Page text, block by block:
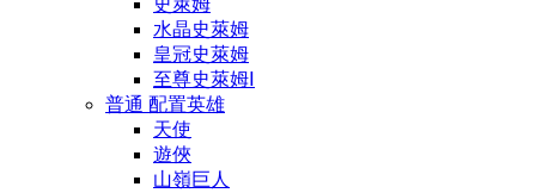
史萊姆
水晶史萊姆
皇冠史萊姆
至尊史萊姆Ⅰ
普通 配置英雄
天使
遊俠
山嶺巨人